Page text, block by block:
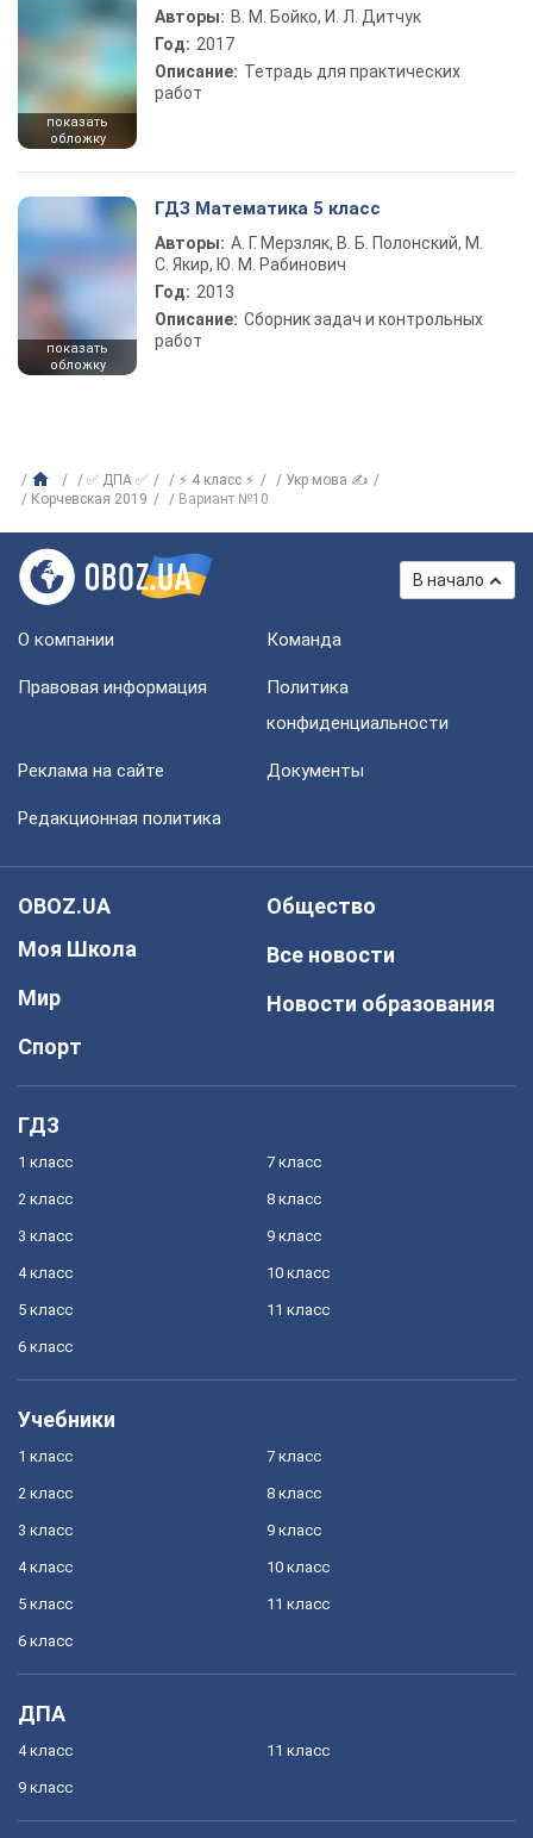
показать
обложку
Авторы: В. М. Бойко, И. Л. Дитчук
Год: 2017
Описание: Тетрадь для практических
работ
показать
обложку
ГДЗ Математика 5 класс
Авторы: А. Г. Мерзляк, В. Б. Полонский, М.
С. Якир, Ю. М. Рабинович
Год: 2013
Описание: Сборник задач и контрольных
работ
✅ ДПА ✅ ⚡ 4 класс ⚡
Укр мова ✍
Корчевская 2019
Вариант №10
В начало
О компании Команда
Правовая информация
Политика
конфиденциальности
Реклама на сайте Документы
Редакционная политика
OBOZ.UA
Моя Школа
Мир
Спорт
Общество
Все новости
Новости образования
ГДЗ
1 класс
2 класс
3 класс
4 класс
5 класс
6 класс
7 класс
8 класс
9 класс
10 класс
11 класс
Учебники
1 класс
2 класс
3 класс
4 класс
5 класс
6 класс
7 класс
8 класс
9 класс
10 класс
11 класс
ДПА
4 класс
9 класс
11 класс